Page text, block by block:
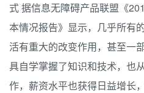
式 据信息无障碍产品联盟《
本情况报告》显示，几乎所有
活有重大的改变作用，甚至一
具自学掌握了知识和技术，也
作，薪资水平也获得日益增长